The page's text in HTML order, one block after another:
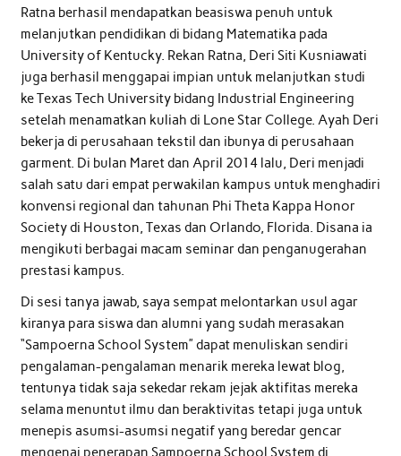
Ratna berhasil mendapatkan beasiswa penuh untuk
melanjutkan pendidikan di bidang Matematika pada
University of Kentucky. Rekan Ratna, Deri Siti Kusniawati
juga berhasil menggapai impian untuk melanjutkan studi
ke Texas Tech University bidang Industrial Engineering
setelah menamatkan kuliah di Lone Star College. Ayah Deri
bekerja di perusahaan tekstil dan ibunya di perusahaan
garment. Di bulan Maret dan April 2014 lalu, Deri menjadi
salah satu dari empat perwakilan kampus untuk menghadiri
konvensi regional dan tahunan Phi Theta Kappa Honor
Society di Houston, Texas dan Orlando, Florida. Disana ia
mengikuti berbagai macam seminar dan penganugerahan
prestasi kampus.
Di sesi tanya jawab, saya sempat melontarkan usul agar
kiranya para siswa dan alumni yang sudah merasakan
“Sampoerna School System” dapat menuliskan sendiri
pengalaman-pengalaman menarik mereka lewat blog,
tentunya tidak saja sekedar rekam jejak aktifitas mereka
selama menuntut ilmu dan beraktivitas tetapi juga untuk
menepis asumsi-asumsi negatif yang beredar gencar
mengenai penerapan Sampoerna School System di